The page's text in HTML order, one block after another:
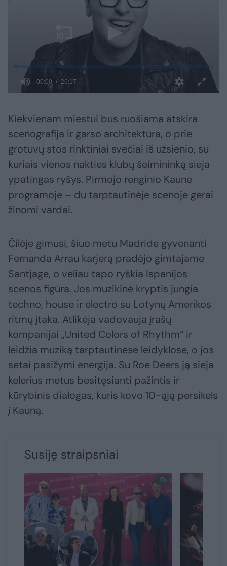
Kiekvienam miestui bus ruošiama atskira
scenografija ir garso architektūra, o prie
grotuvų stos rinktiniai svečiai iš užsienio, su
kuriais vienos nakties klubų šeimininką sieja
ypatingas ryšys. Pirmojo renginio Kaune
programoje – du tarptautinėje scenoje gerai
žinomi vardai.
Čilėje gimusi, šiuo metu Madride gyvenanti
Fernanda Arrau karjerą pradėjo gimtajame
Santjage, o vėliau tapo ryškia Ispanijos
scenos figūra. Jos muzikinė kryptis jungia
techno, house ir electro su Lotynų Amerikos
ritmų įtaka. Atlikėja vadovauja įrašų
kompanijai „United Colors of Rhythm“ ir
leidžia muziką tarptautinėse leidyklose, o jos
setai pasižymi energija. Su Roe Deers ją sieja
kelerius metus besitęsianti pažintis ir
kūrybinis dialogas, kuris kovo 10-ąją persikels
į Kauną.
Susiję straipsniai